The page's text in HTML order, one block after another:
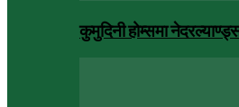
कुमुदिनी होम्समा